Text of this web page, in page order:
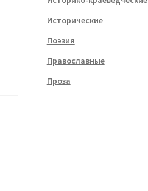
Исторические
Поэзия
Православные
Проза